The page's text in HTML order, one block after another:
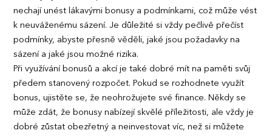
nechají unést lákavými bonusy a podmínkami, což může vést
k neuváženému sázení. Je důležité si vždy pečlivě přečíst
podmínky, abyste přesně věděli, jaké jsou požadavky na
sázení a jaké jsou možné rizika.
Při využívání bonusů a akcí je také dobré mít na paměti svůj
předem stanovený rozpočet. Pokud se rozhodnete využít
bonus, ujistěte se, že neohrožujete své finance. Někdy se
může zdát, že bonusy nabízejí skvělé příležitosti, ale vždy je
dobré zůstat obezřetný a neinvestovat víc, než si můžete